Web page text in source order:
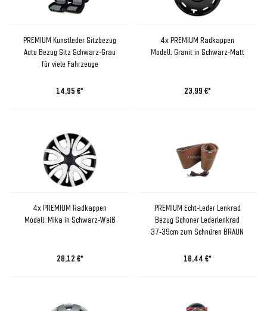
PREMIUM Kunstleder Sitzbezug
Auto Bezug Sitz Schwarz-Grau
für viele Fahrzeuge
14,95 €*
4x PREMIUM Radkappen
Modell: Granit in Schwarz-Matt
23,99 €*
4x PREMIUM Radkappen
Modell: Mika in Schwarz-Weiß
28,12 €*
PREMIUM Echt-Leder Lenkrad
Bezug Schoner Lederlenkrad
37-39cm zum Schnüren BRAUN
18,44 €*